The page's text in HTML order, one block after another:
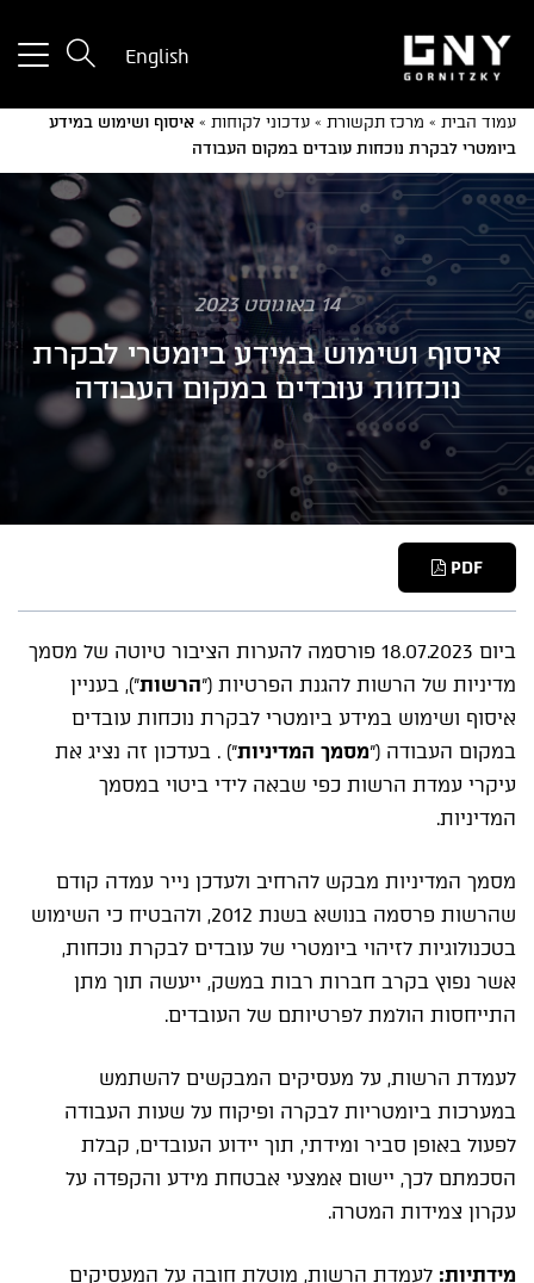
English
עמוד הבית » מרכז תקשורת » עדכוני לקוחות » איסוף ושימוש במידע
ביומטרי לבקרת נוכחות עובדים במקום העבודה
14 באוגוסט 2023
איסוף ושימוש במידע ביומטרי לבקרת
נוכחות עובדים במקום העבודה
PDF
ביום 18.07.2023 פורסמה להערות הציבור טיוטה של
מסמך
מדיניות של הרשות להגנת הפרטיות ("הרשות"), בעניין
איסוף ושימוש במידע ביומטרי לבקרת נוכחות עובדים
במקום העבודה ("מסמך המדיניות") . בעדכון זה נציג את
עיקרי עמדת הרשות כפי שבאה לידי ביטוי במסמך
המדיניות.
מסמך המדיניות מבקש להרחיב ולעדכן נייר עמדה קודם
שהרשות פרסמה בנושא בשנת 2012, ולהבטיח כי השימוש
בטכנולוגיות לזיהוי ביומטרי של עובדים לבקרת נוכחות,
אשר נפוץ בקרב חברות רבות במשק, ייעשה תוך מתן
התייחסות הולמת לפרטיותם של העובדים.
לעמדת הרשות, על מעסיקים המבקשים להשתמש
במערכות ביומטריות לבקרה ופיקוח על שעות העבודה
לפעול באופן סביר ומידתי, תוך יידוע העובדים, קבלת
הסכמתם לכך, יישום אמצעי אבטחת מידע והקפדה על
עקרון צמידות המטרה.
מידתיות: לעמדת הרשות, מוטלת חובה על המעסיקים